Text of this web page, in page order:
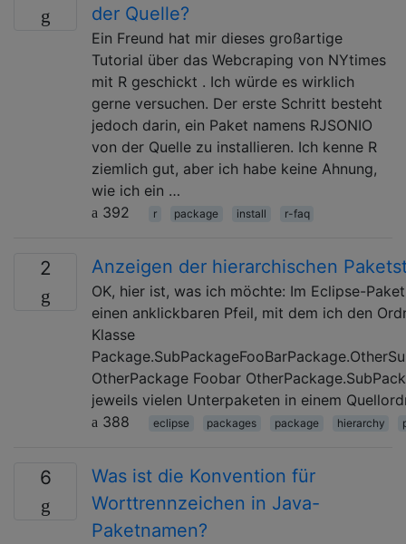
der Quelle?
Ein Freund hat mir dieses großartige
Tutorial über das Webcraping von NYtimes
mit R geschickt . Ich würde es wirklich
gerne versuchen. Der erste Schritt besteht
jedoch darin, ein Paket namens RJSONIO
von der Quelle zu installieren. Ich kenne R
ziemlich gut, aber ich habe keine Ahnung,
wie ich ein …
392
r package install r-faq
2 Anzeigen der hierarchischen
OK, hier ist, was ich möchte: Im Eclipse-
einen anklickbaren Pfeil, mit dem ich den
Klasse
OtherPackage Foobar
jeweils vielen Unterpaketen in einem
388
eclipse packages package hierarchy
6
Was ist die Konvention für
Worttrennzeichen in Java-
Paketnamen?